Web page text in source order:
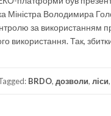
Міністра Володимира
за використанням
використання. Так,
BRDO, дозволи, ліси,